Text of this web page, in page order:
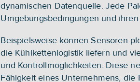
dynamischen Datenquelle. Jede
Umgebungsbedingungen und ihren
Beispielsweise können Sensoren
die Kühlkettenlogistik liefern und
und Kontrollmöglichkeiten. Diese
Fähigkeit eines Unternehmens,